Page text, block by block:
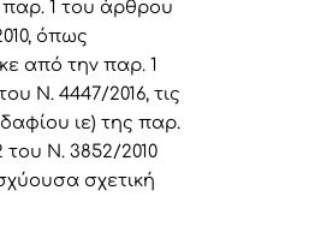
παρ. 1 του άρθρου
όπως
από την παρ. 1
Ν. 4447/2016, τις
ιε) της παρ.
Ν. 3852/2010
σχετική